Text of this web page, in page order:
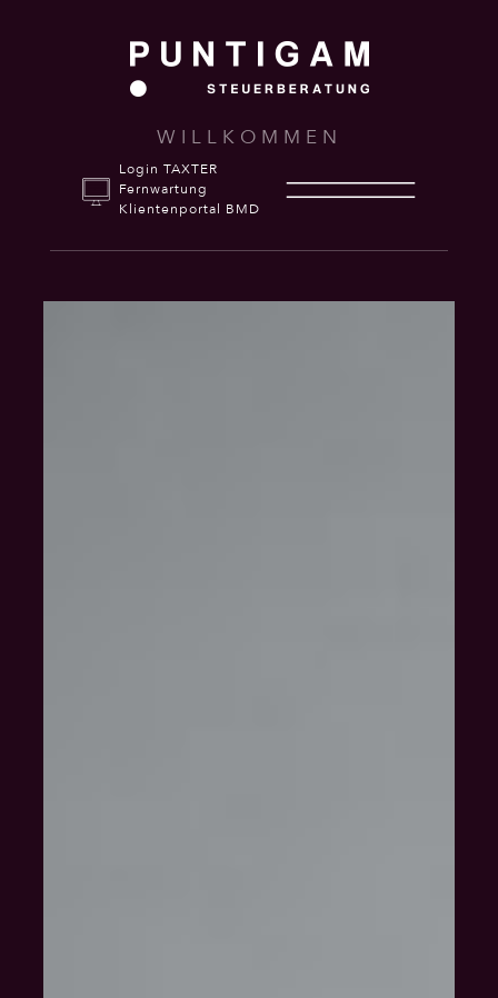
WILLKOMMEN
Login TAXTER
Fernwartung
Klientenportal BMD